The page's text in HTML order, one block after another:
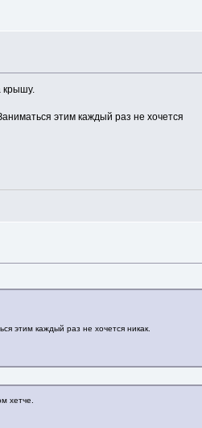
крышу.
этим каждый раз не хочется
этим каждый раз не хочется никак.
хетче.